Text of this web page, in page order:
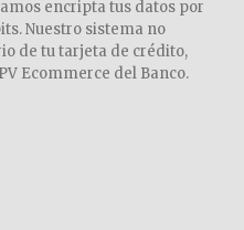
encripta tus datos por
Nuestro sistema no
de tu tarjeta de crédito,
Ecommerce del Banco.